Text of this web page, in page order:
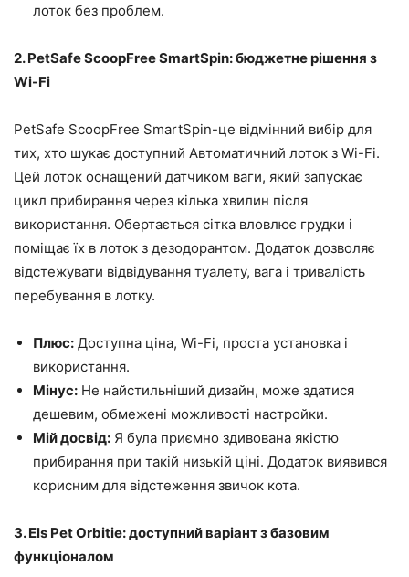
лоток без проблем.
2. PetSafe ScoopFree SmartSpin: бюджетне рішення з
Wi-Fi
PetSafe ScoopFree SmartSpin-це відмінний вибір для
тих, хто шукає доступний Автоматичний лоток з Wi-Fi.
Цей лоток оснащений датчиком ваги, який запускає
цикл прибирання через кілька хвилин після
використання. Обертається сітка вловлює грудки і
поміщає їх в лоток з дезодорантом. Додаток дозволяє
відстежувати відвідування туалету, вага і тривалість
перебування в лотку.
Плюс: Доступна ціна, Wi-Fi, проста установка і
використання.
Мінус: Не найстильніший дизайн, може здатися
дешевим, обмежені можливості настройки.
Мій досвід: Я була приємно здивована якістю
прибирання при такій низькій ціні. Додаток виявився
корисним для відстеження звичок кота.
3. Els Pet Orbitie: доступний варіант з базовим
функціоналом